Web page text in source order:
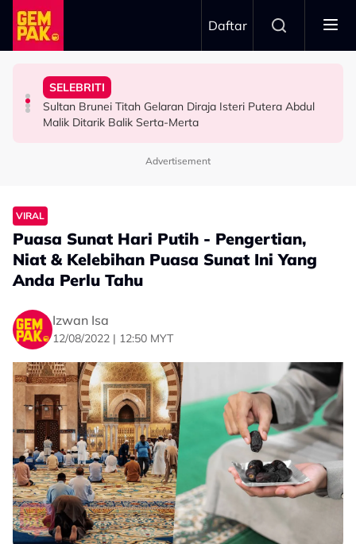
Skip to main content
Daftar
VIRAL
Netizen Puji Ketulusan Masjid Raja Bendahara Tengku
Badar Shah Papar Jumlah Kutipan Derma - “Setiap
SELEBRITI
Sultan Brunei Titah Gelaran Diraja Isteri Putera Abdul
Malik Ditarik Balik Serta-Merta
HIBURAN
Dari Angan-Angan Jadi Drama, Mira Filzah Kongsi
Inspirasi Di Sebalik Drama ‘Wish List’
HIBURAN
“Saya Memang Suka Gaya Streetwear…” - Ezaidi Aziz
Advertisement
VIRAL
Puasa Sunat Hari Putih - Pengertian,
Niat & Kelebihan Puasa Sunat Ini Yang
Anda Perlu Tahu
Izwan Isa
12/08/2022 | 12:50 MYT